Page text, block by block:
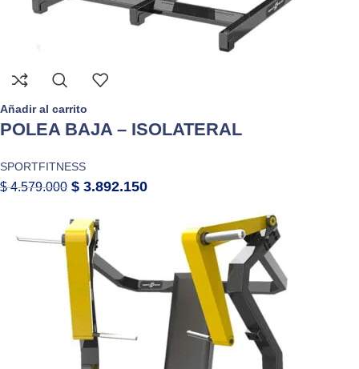
Añadir al carrito
POLEA BAJA – ISOLATERAL
SPORTFITNESS
$4.579.000 $ 3.892.150